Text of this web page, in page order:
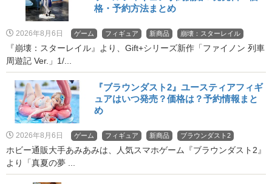
格・予約方法まとめ
2026年8月6日 ゲーム フィギュア 新商品 崩壊：スターレイル
『崩壊：スターレイル』より、Gift+シリーズ新作「ファイノン 列車
周遊記 Ver.」1/...
『ブラウンダスト2』ユースティアフィギ
ュアはいつ発売？価格は？予約情報まと
め
2026年8月6日 ゲーム フィギュア 新商品 ブラウンダスト2
ホビー通販大手あみあみは、人気スマホゲーム『ブラウンダスト2』
より「真夏の夢 ...